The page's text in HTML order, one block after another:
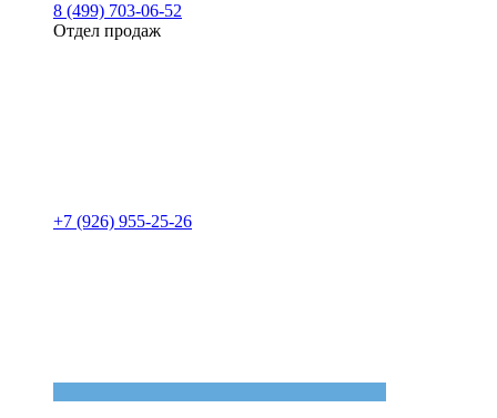
8 (499) 703-06-52
Отдел продаж
+7 (926) 955-25-26